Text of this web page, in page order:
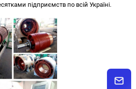
підприємств по всій Україні.